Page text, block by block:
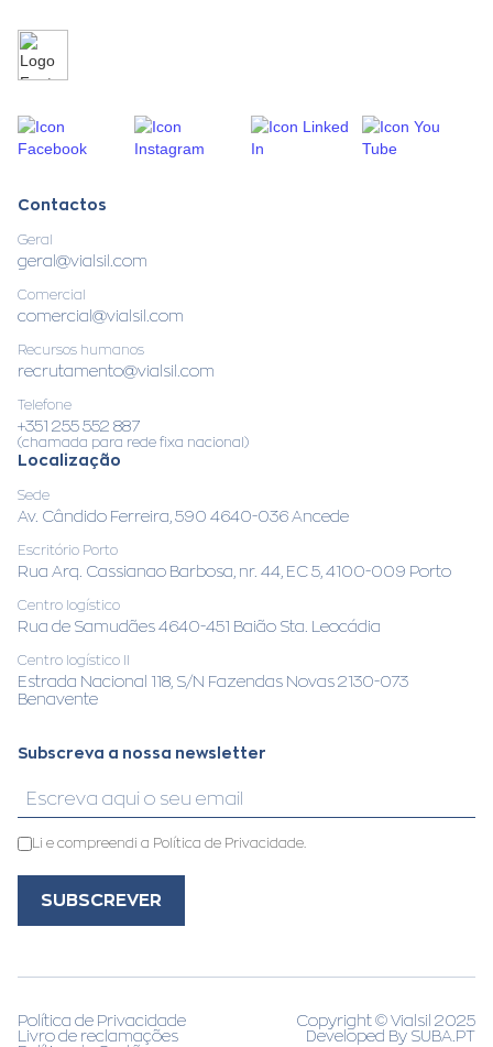
Contactos
Geral
geral@vialsil.com
Comercial
comercial@vialsil.com
Recursos humanos
recrutamento@vialsil.com
Telefone
+351 255 552 887
(chamada para rede fixa nacional)
Localização
Sede
Av. Cândido Ferreira, 590 4640-036 Ancede
Escritório Porto
Rua Arq. Cassianao Barbosa, nr. 44, EC 5, 4100-009 Porto
Centro logístico
Rua de Samudães 4640-451 Baião Sta. Leocádia
Centro logístico II
Estrada Nacional 118, S/N Fazendas Novas 2130-073
Benavente
Subscreva a nossa newsletter
Li e compreendi a Política de Privacidade.
SUBSCREVER
Política de Privacidade
Livro de reclamações
Copyright © Vialsil 2025
Developed By SUBA.PT